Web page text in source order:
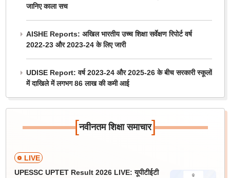
जानिए काला सच
AISHE Reports: अखिल भारतीय उच्च शिक्षा सर्वेक्षण रिपोर्ट वर्ष
2022-23 और 2023-24 के लिए जारी
UDISE Report: वर्ष 2023-24 और 2025-26 के बीच सरकारी स्कूलों
में दाखिले में लगभग 86 लाख की कमी आई
[नवीनतम शिक्षा समाचार]
LIVE
UPESSC UPTET Result 2026 LIVE: यूपीटीईटी